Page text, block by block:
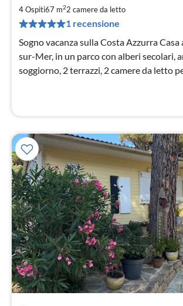
4 Ospiti67 m22 camere da letto
1 recensione
Sogno vacanza sulla Costa Azzurra Casa a Cavalaire-
sur-Mer, in un parco con alberi secolari,
soggiorno, 2 terrazzi, 2 camere da letto